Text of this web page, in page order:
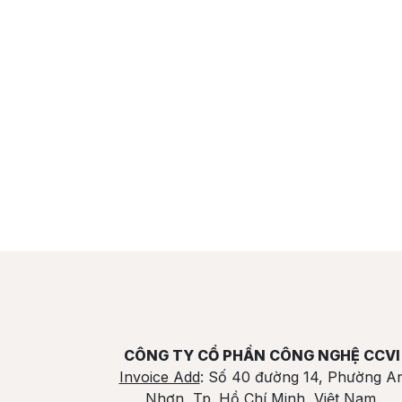
CÔNG TY CỔ PHẦN CÔNG NGHỆ CCVI
Invoice Add: Số 40 đường 14, Phường
Nhơn, Tp. Hồ Chí Minh, Việt Nam.